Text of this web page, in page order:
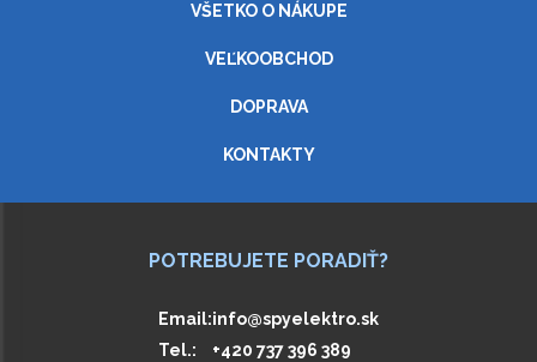
VŠETKO O NÁKUPE
VEĽKOOBCHOD
DOPRAVA
KONTAKTY
POTREBUJETE PORADIŤ?
Email:info@spyelektro.sk
Tel.:
+420 737 396 389